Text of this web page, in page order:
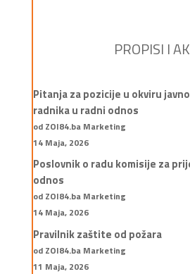
PROPISI I
Pitanja za pozicije u okviru
radnika u radni odnos
od ZOI84.ba Marketing
14 Maja, 2026
Poslovnik o radu komisije za
odnos
od ZOI84.ba Marketing
14 Maja, 2026
Pravilnik zaštite od požara
od ZOI84.ba Marketing
11 Maja, 2026